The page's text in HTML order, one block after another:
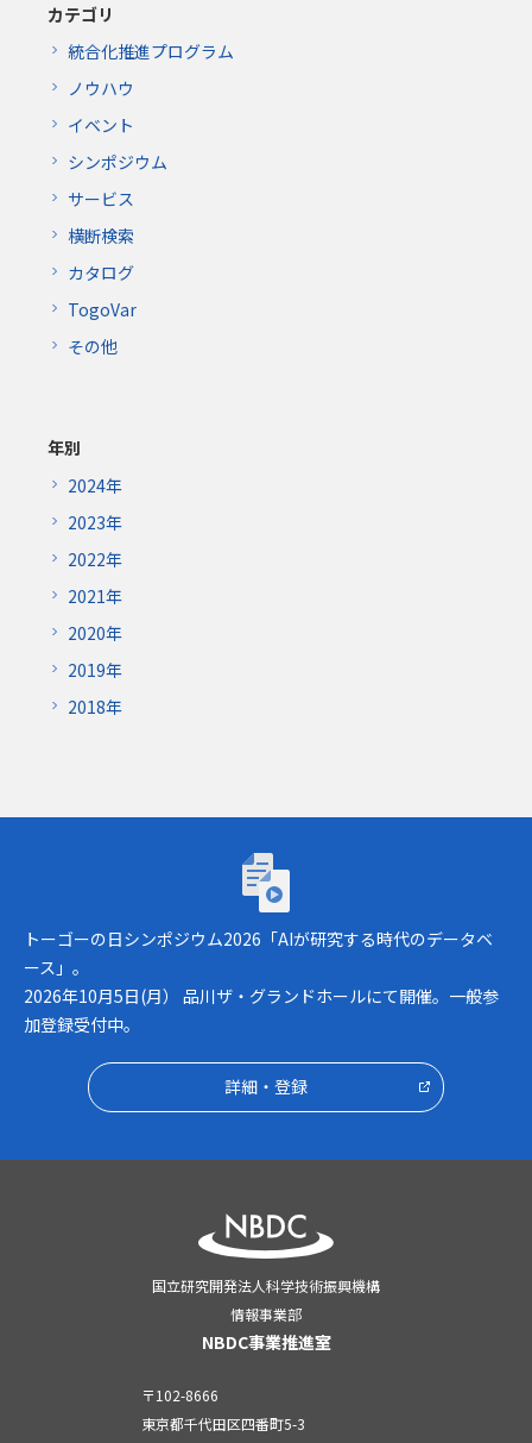
カテゴリ
統合化推進プログラム
ノウハウ
イベント
シンポジウム
サービス
横断検索
カタログ
TogoVar
その他
年別
2024年
2023年
2022年
2021年
2020年
2019年
2018年
トーゴーの日シンポジウム2026「AIが研究
トーゴーの日シンポジウム2026「AIが研究する時代のデータベ
ース」。
2026年10月5日(月） 品川ザ・グランドホールにて開催。一般参
加登録受付中。
詳細・登録
国立研究開発法人科学技術振興機構
情報事業部
NBDC事業推進室
〒102-8666
東京都千代田区四番町5-3